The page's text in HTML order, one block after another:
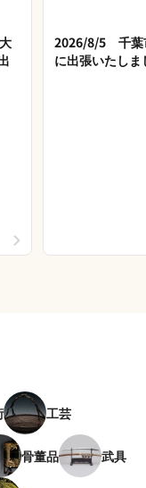
2026/8/5 千葉
に出張いたしま
工芸
骨董品 武具